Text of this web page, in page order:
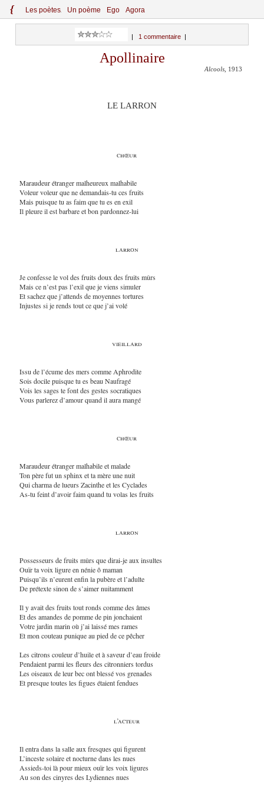
{ Les poètes Un poème Ego Agora
1 commentaire|
Apollinaire
Alcools , 1913
LE LARRON
chœur
Maraudeur étranger malheureux malhabile
Voleur voleur que ne demandais-tu ces fruits
Mais puisque tu as faim que tu es en exil
Il pleure il est barbare et bon pardonnez-lui
larron
Je confesse le vol des fruits doux des fruits mûrs
Mais ce n’est pas l’exil que je viens simuler
Et sachez que j’attends de moyennes tortures
Injustes si je rends tout ce que j’ai volé
vieillard
Issu de l’écume des mers comme Aphrodite
Sois docile puisque tu es beau Naufragé
Vois les sages te font des gestes socratiques
Vous parlerez d’amour quand il aura mangé
chœur
Maraudeur étranger malhabile et malade
Ton père fut un sphinx et ta mère une nuit
Qui charma de lueurs Zacinthe et les Cyclades
As-tu feint d’avoir faim quand tu volas les fruits
larron
Possesseurs de fruits mûrs que dirai-je aux insultes
Ouïr ta voix ligure en nénie ô maman
Puisqu’ils n’eurent enfin la pubère et l’adulte
De prétexte sinon de s’aimer nuitamment
Il y avait des fruits tout ronds comme des âmes
Et des amandes de pomme de pin jonchaient
Votre jardin marin où j’ai laissé mes rames
Et mon couteau punique au pied de ce pêcher
Les citrons couleur d’huile et à saveur d’eau froide
Pendaient parmi les fleurs des citronniers tordus
Les oiseaux de leur bec ont blessé vos grenades
Et presque toutes les figues étaient fendues
l’acteur
Il entra dans la salle aux fresques qui figurent
L’inceste solaire et nocturne dans les nues
Assieds-toi là pour mieux ouïr les voix ligures
Au son des cinyres des Lydiennes nues